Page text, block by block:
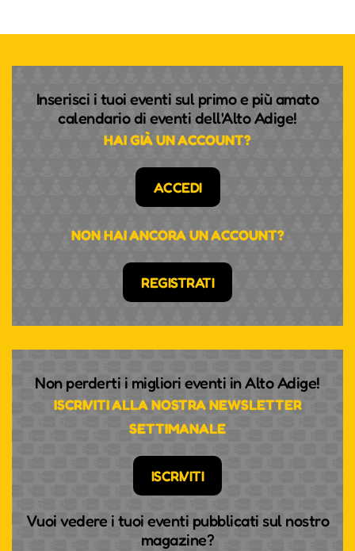
Inserisci i tuoi eventi sul primo e più amato
calendario di eventi dell'Alto Adige!
HAI GIÀ UN ACCOUNT?
ACCEDI
NON HAI ANCORA UN ACCOUNT?
REGISTRATI
Non perderti i migliori eventi in Alto Adige!
ISCRIVITI ALLA NOSTRA NEWSLETTER
SETTIMANALE
ISCRIVITI
Vuoi vedere i tuoi eventi pubblicati sul nostro
magazine?